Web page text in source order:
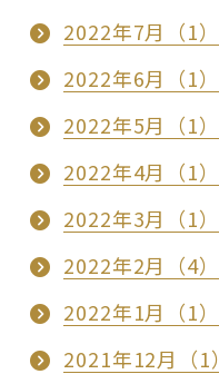
2022年7月（1）
2022年6月（1）
2022年5月（1）
2022年4月（1）
2022年3月（1）
2022年2月（4）
2022年1月（1）
2021年12月（1）